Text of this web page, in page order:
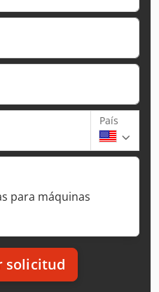
País
para máquinas
solicitud